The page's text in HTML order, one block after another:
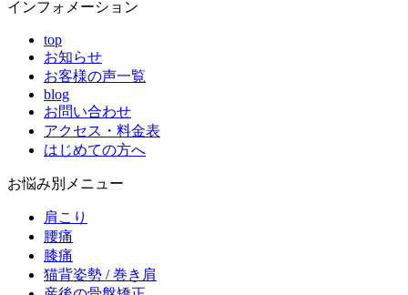
インフォメーション
top
お知らせ
お客様の声一覧
blog
お問い合わせ
アクセス・料金表
はじめての方へ
お悩み別メニュー
肩こり
腰痛
膝痛
猫背姿勢 / 巻き肩